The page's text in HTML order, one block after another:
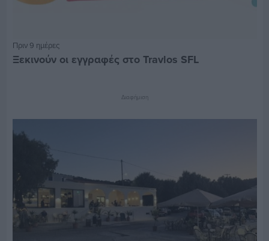
Πριν 9 ημέρες
Ξεκινούν οι εγγραφές στο Travlos SFL
Διαφήμιση